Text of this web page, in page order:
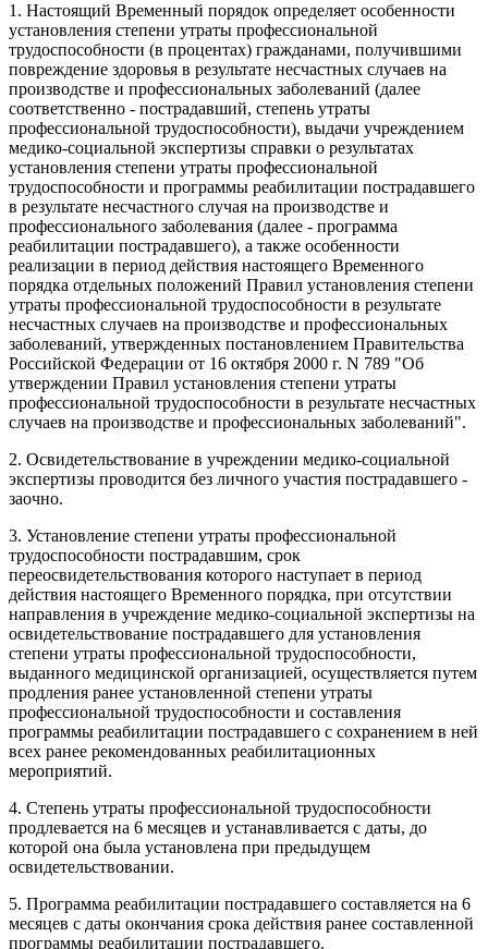
1. Настоящий Временный порядок определяет особенности
установления степени утраты профессиональной
трудоспособности (в процентах) гражданами, получившими
повреждение здоровья в результате несчастных случаев на
производстве и профессиональных заболеваний (далее
соответственно - пострадавший, степень утраты
профессиональной трудоспособности), выдачи учреждением
медико-социальной экспертизы справки о результатах
установления степени утраты профессиональной
трудоспособности и программы реабилитации пострадавшего
в результате несчастного случая на производстве и
профессионального заболевания (далее - программа
реабилитации пострадавшего), а также особенности
реализации в период действия настоящего Временного
порядка отдельных положений Правил установления степени
утраты профессиональной трудоспособности в результате
несчастных случаев на производстве и профессиональных
заболеваний, утвержденных постановлением Правительства
Российской Федерации от 16 октября 2000 г. N 789 "Об
утверждении Правил установления степени утраты
профессиональной трудоспособности в результате несчастных
случаев на производстве и профессиональных заболеваний".
2. Освидетельствование в учреждении медико-социальной
экспертизы проводится без личного участия пострадавшего -
заочно.
3. Установление степени утраты профессиональной
трудоспособности пострадавшим, срок
переосвидетельствования которого наступает в период
действия настоящего Временного порядка, при отсутствии
направления в учреждение медико-социальной экспертизы на
освидетельствование пострадавшего для установления
степени утраты профессиональной трудоспособности,
выданного медицинской организацией, осуществляется путем
продления ранее установленной степени утраты
профессиональной трудоспособности и составления
программы реабилитации пострадавшего с сохранением в ней
всех ранее рекомендованных реабилитационных
мероприятий.
4. Степень утраты профессиональной трудоспособности
продлевается на 6 месяцев и устанавливается с даты, до
которой она была установлена при предыдущем
освидетельствовании.
5. Программа реабилитации пострадавшего составляется на 6
месяцев с даты окончания срока действия ранее составленной
программы реабилитации пострадавшего.